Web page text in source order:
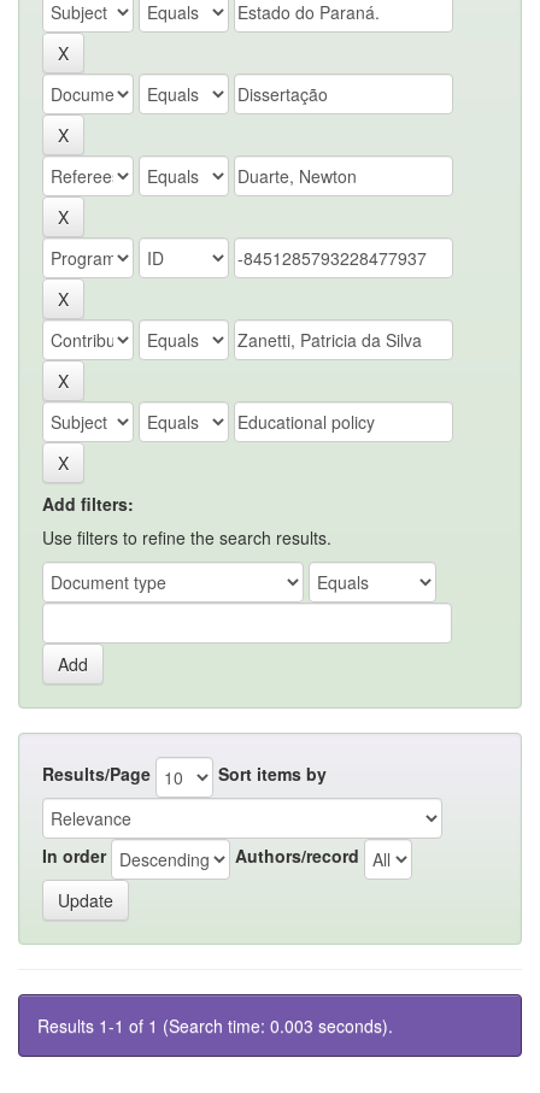
Add filters:
Use filters to refine the search results.
Results/Page Sort items by
In order Authors/record
Results 1-1 of 1 (Search time: 0.003 seconds).